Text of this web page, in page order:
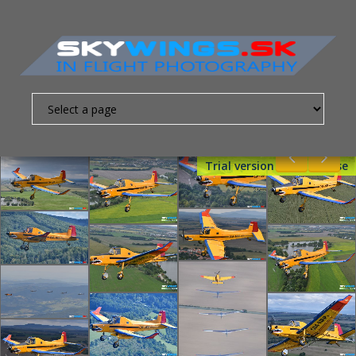
Trial version - Get License
Nevyhnutne
nutné
súbory
cookies
Sú to
základné
súbory
cookies,
ktoré
umožňujú
pohybovať